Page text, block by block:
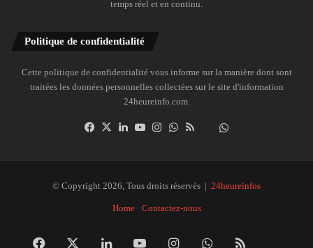
temps réel et en continu.
Politique de confidentialité
Cette politique de confidentialité vous informe sur la manière dont sont
traitées les données personnelles collectées sur le site d'information
24heureinfo.com.
Facebook
X LinkedinYouTubeInstagramWhatsAppDailymotion
© Copyright 2026, Tous droits réservés | 24heureinfos
Home Contactez-nous
Facebook LinkedinYouTubeInstagramWhatsApp
RSS